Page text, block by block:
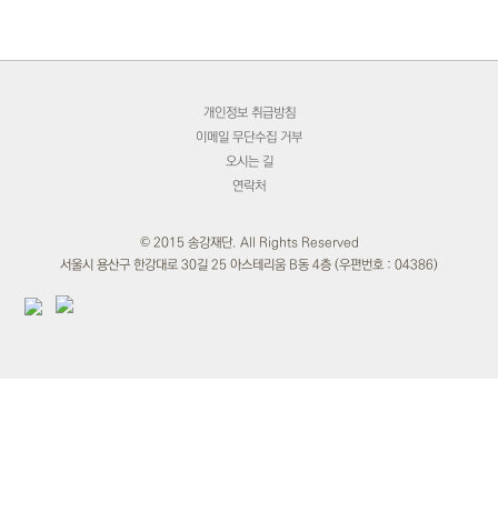
개인정보 취급방침
이메일 무단수집 거부
오시는 길
연락처
© 2015 송강재단. All Rights Reserved
서울시 용산구 한강대로 30길 25 아스테리움 B동 4층 (우편번호 : 04386)